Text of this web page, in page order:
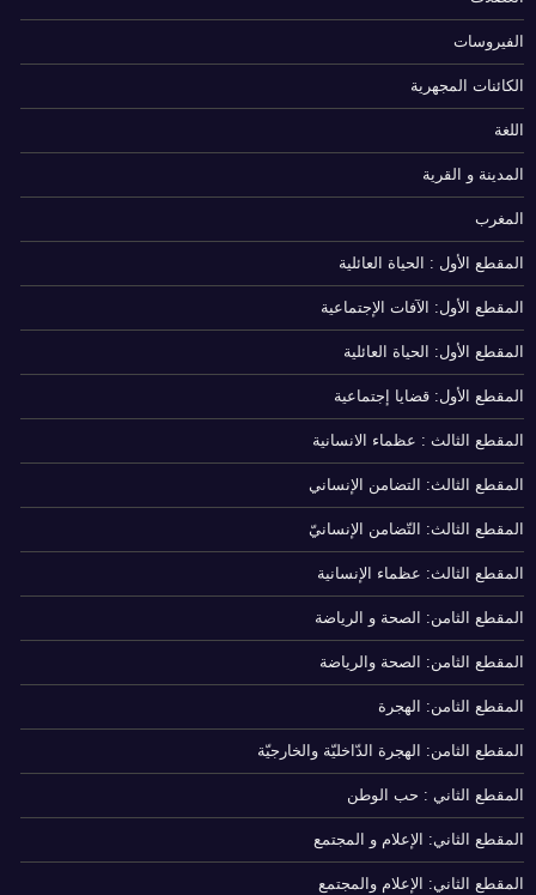
الفيروسات
الكائنات المجهرية
اللغة
المدينة و القرية
المغرب
المقطع الأول : الحياة العائلية
المقطع الأول: الآفات الإجتماعية
المقطع الأول: الحياة العائلية
المقطع الأول: قضايا إجتماعية
المقطع الثالث : عظماء الانسانية
المقطع الثالث: التضامن الإنساني
المقطع الثالث: التّضامن الإنسانيّ
المقطع الثالث: عظماء الإنسانية
المقطع الثامن: الصحة و الرياضة
المقطع الثامن: الصحة والرياضة
المقطع الثامن: الهجرة
المقطع الثامن: الهجرة الدّاخليّة والخارجيّة
المقطع الثاني : حب الوطن
المقطع الثاني: الإعلام و المجتمع
المقطع الثاني: الإعلام والمجتمع